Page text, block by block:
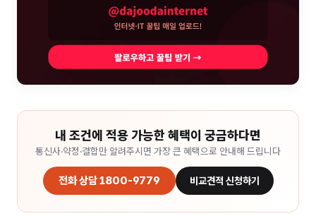
내 조건에 적용 가능한 혜택이 궁금하다면
통신사·약정·결합만 알려주시면 가장 큰 혜택으로 안내해 드립니다
전화 상담 1800-9779 비교견적 신청하기